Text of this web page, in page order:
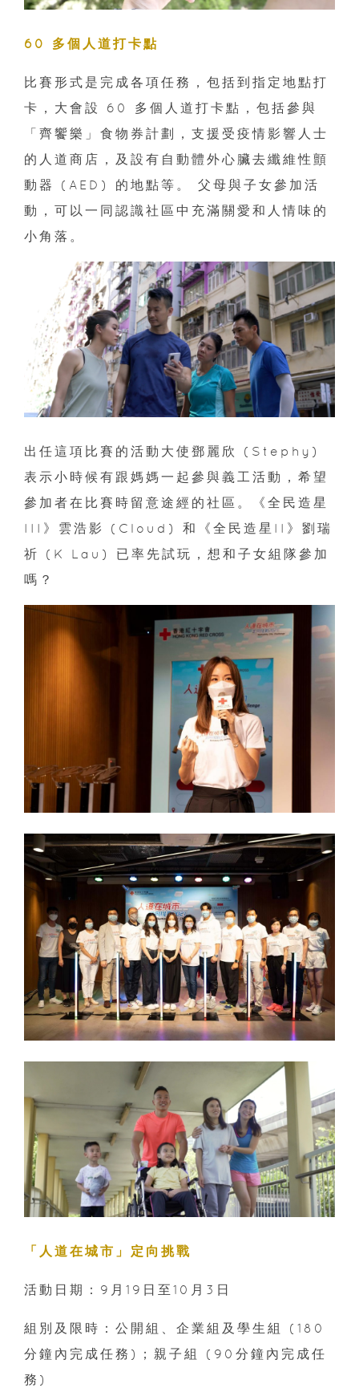
60 多個人道打卡點
比賽形式是完成各項任務，包括到指定地點打
卡，大會設 60 多個人道打卡點，包括參與
「齊饗樂」食物券計劃，支援受疫情影響人士
的人道商店，及設有自動體外心臟去纖維性顫
動器 (AED) 的地點等。 父母與子女參加活
動，可以一同認識社區中充滿關愛和人情味的
小角落。
出任這項比賽的活動大使鄧麗欣 (Stephy)
表示小時候有跟媽媽一起參與義工活動，希望
參加者在比賽時留意途經的社區。《全民造星
III》雲浩影 (Cloud) 和《全民造星II》劉瑞
祈 (K Lau) 已率先試玩，想和子女組隊參加
嗎？
「人道在城市」定向挑戰
活動日期：9月19日至10月3日
組別及限時：公開組、企業組及學生組 (180
分鐘內完成任務)；親子組 (90分鐘內完成任
務)